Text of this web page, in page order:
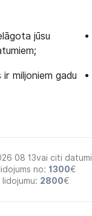
jūsu
miljoniem gadu
08 13vai citi datumi
no: 1300€
lidojumu: 2800€